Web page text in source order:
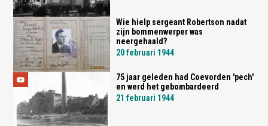
Wie hielp sergeant Robertson nadat
zijn bommenwerper was
neergehaald?
20 februari 1944
75 jaar geleden had Coevorden 'pech'
en werd het gebombardeerd
21 februari 1944